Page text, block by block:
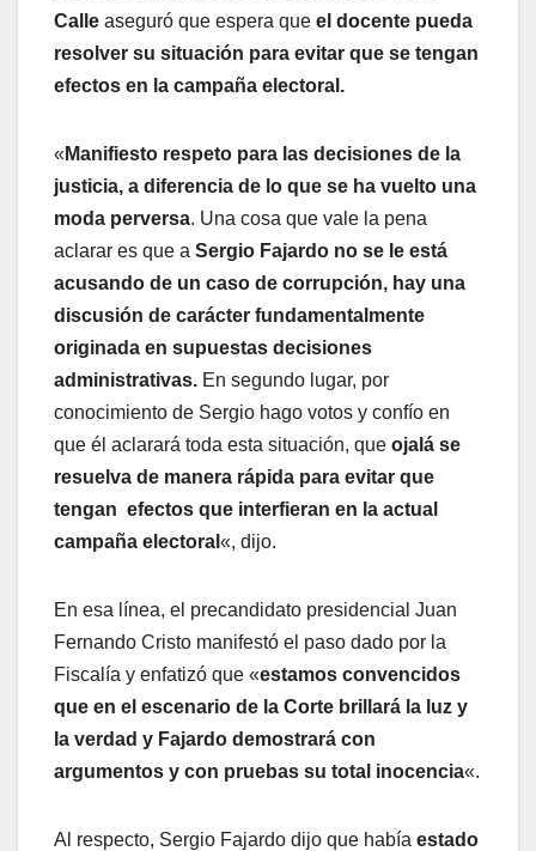
Calle aseguró que espera que el docente pueda
resolver su situación para evitar que se tengan
efectos en la campaña electoral.
« Manifiesto respeto para las decisiones de la
justicia, a diferencia de lo que se ha vuelto una
moda perversa. Una cosa que vale la pena
aclarar es que a Sergio Fajardo no se le está
acusando de un caso de corrupción, hay una
discusión de carácter fundamentalmente
originada en supuestas decisiones
administrativas. En segundo lugar, por
conocimiento de Sergio hago votos y confío en
que él aclarará toda esta situación, que ojalá se
resuelva de manera rápida para evitar que
tengan efectos que interfieran en la actual
campaña electoral «, dijo.
En esa línea, el precandidato presidencial Juan
Fernando Cristo manifestó el paso dado por la
Fiscalía y enfatizó que «estamos convencidos
que en el escenario de la Corte brillará la luz y
la verdad y Fajardo demostrará con
argumentos y con pruebas su total inocencia«.
Al respecto, Sergio Fajardo dijo que había estado